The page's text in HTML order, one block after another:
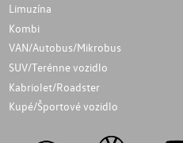
Limuzína
Kombi
VAN/Autobus/Mikrobus
SUV/Terénne vozidlo
Kabriolet/Roadster
Kupé/Športové vozidlo